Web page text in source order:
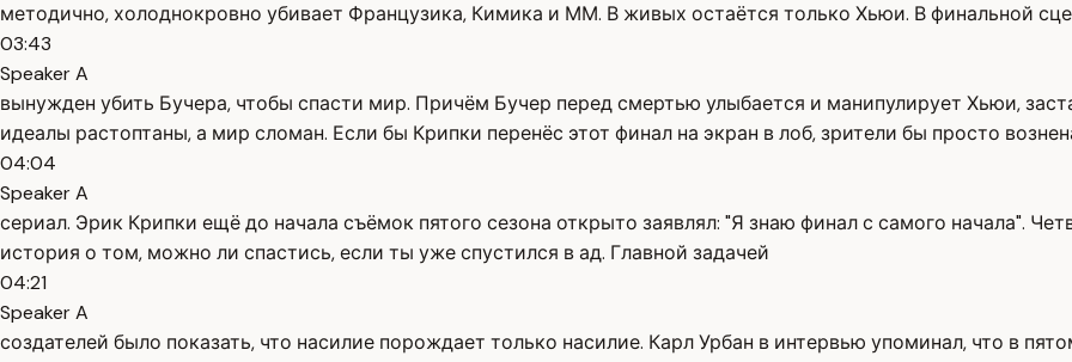
методично, холоднокровно убивает Французика, Кимика и ММ. В живых остаётся только Хьюи. В финальной
03:43
Speaker A
вынужден убить Бучера, чтобы спасти мир. Причём Бучер перед смертью улыбается и манипулирует Хьюи,
идеалы растоптаны, а мир сломан. Если бы Крипки перенёс этот финал на экран в лоб, зрители бы просто
04:04
Speaker A
сериал. Эрик Крипки ещё до начала съёмок пятого сезона открыто заявлял: "Я знаю финал с самого начала".
история о том, можно ли спастись, если ты уже спустился в ад. Главной задачей
04:21
Speaker A
создателей было показать, что насилие порождает только насилие. Карл Урбан в интервью упоминал, что в